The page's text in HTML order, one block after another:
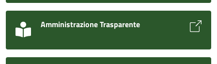
Amministrazione Trasparente